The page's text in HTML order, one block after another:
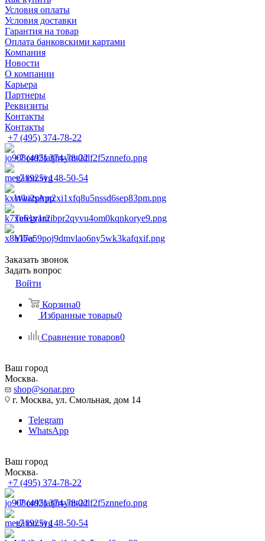
Условия оплаты
Условия доставки
Гарантия на товар
Оплата банковскими картами
Компания
Новости
О компании
Карьера
Партнеры
Реквизиты
Контакты
Контакты
+7 (495) 374-78-22
+7 (495) 374-78-22
+7 (925) 148-50-54
WhatsApp
Telegram
Viber
Заказать звонок
Задать вопрос
Войти
Корзина0
Избранные товары0
Сравнение товаров0
Ваш город
Москва
shop@sonar.pro
г. Москва, ул. Смольная, дом 14
Telegram
WhatsApp
Ваш город
Москва
+7 (495) 374-78-22
+7 (495) 374-78-22
+7 (925) 148-50-54